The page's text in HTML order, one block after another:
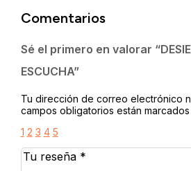
Comentarios
Sé el primero en valorar
ESCUCHA”
Tu dirección de correo electrónico
campos obligatorios están
1 2 3 4 5